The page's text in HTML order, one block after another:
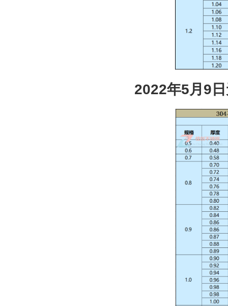
2022年5月 9